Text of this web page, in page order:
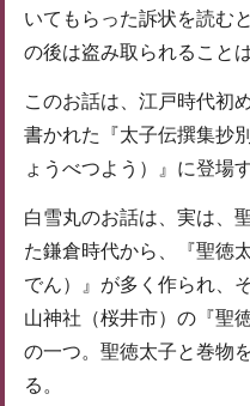
いてもらった訴状を読む
の後は盗み取られること
このお話は、江戸時代初
書かれた『太子伝撰集抄
ょうべつよう）』に登場す
白雪丸のお話は、実は、
た鎌倉時代から、『聖徳
でん）』が多く作られ、
山神社（桜井市）の『聖
の一つ。聖徳太子と巻物
る。